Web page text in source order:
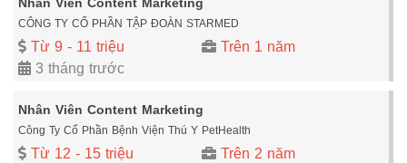
Nhân Viên Content Marketing
CÔNG TY CỔ PHẦN TẬP ĐOÀN STARMED
Từ 9 - 11 triệu
Trên 1 năm
3 tháng trước
Nhân Viên Content Marketing
Công Ty Cổ Phần Bệnh Viện Thú Y PetHealth
Từ 12 - 15 triệu
Trên 2 năm